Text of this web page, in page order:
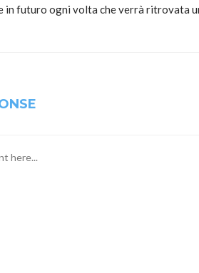
in futuro ogni volta che verrà ritrovata